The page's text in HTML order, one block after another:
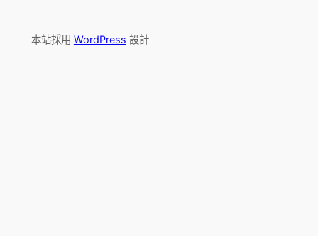
本站採用 WordPress 設計